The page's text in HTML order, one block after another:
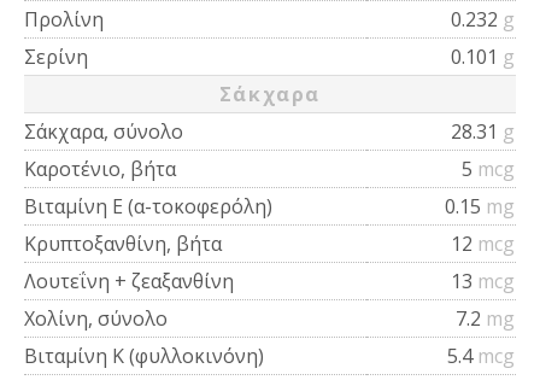
Προλίνη
0.232 g
Σερίνη
0.101 g
Σάκχαρα
Σάκχαρα, σύνολο
28.31 g
Καροτένιο, βήτα
5 mcg
Βιταμίνη Ε (α-τοκοφερόλη)
0.15 mg
Κρυπτοξανθίνη, βήτα
12 mcg
Λουτεΐνη + ζεαξανθίνη
13 mcg
Χολίνη, σύνολο
7.2 mg
Βιταμίνη Κ (φυλλοκινόνη)
5.4 mcg